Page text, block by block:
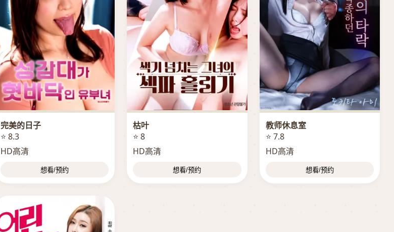
完美的日子
⭐ 8.3
HD高清
想看/预约
枯叶
⭐ 8
HD高清
想看/预约
教师休息室
⭐ 7.8
HD高清
想看/预约